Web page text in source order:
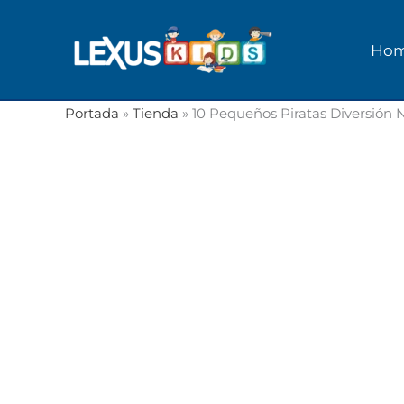
Portada » Tienda » 10 Pequeños Piratas Diversión